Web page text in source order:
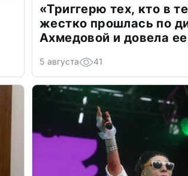
«Триггерю тех, кто в
жестко прошлась по
Ахмедовой и довела
5 августа 41